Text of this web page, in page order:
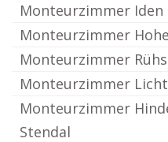
Monteurzimmer Iden
Monteurzimmer
Monteurzimmer
Monteurzimmer
Monteurzimmer
Stendal